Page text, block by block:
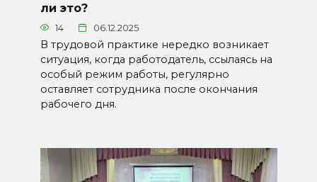
ли это?
14 06.12.2025
В трудовой практике нередко возникает
ситуация, когда работодатель, ссылаясь на
особый режим работы, регулярно
оставляет сотрудника после окончания
рабочего дня.